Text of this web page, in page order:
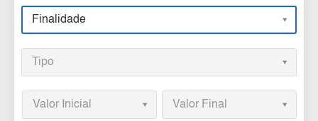
Finalidade
Tipo
Valor Inicial Valor Final